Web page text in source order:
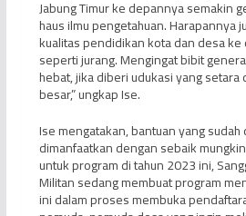
Jabung Timur ke depannya semakin
haus ilmu pengetahuan. Harapannya
kualitas pendidikan kota dan desa
seperti jurang. Mengingat bibit
hebat, jika diberi udukasi yang
besar,” ungkap Ise.
Ise mengatakan, bantuan yang
dimanfaatkan dengan sebaik
untuk program di tahun 2023 ini,
Militan sedang membuat program
ini dalam proses membuka